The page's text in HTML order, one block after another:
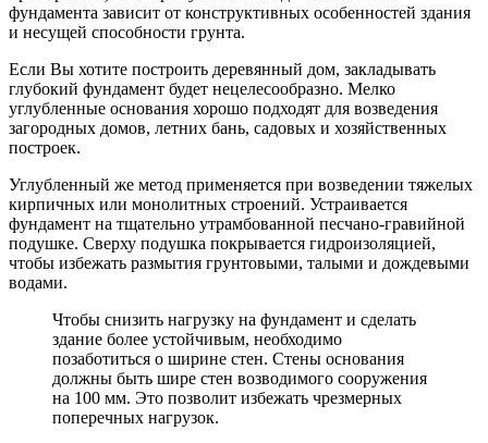
фундамента зависит от конструктивных особенностей здания
и несущей способности грунта.
Если Вы хотите построить деревянный дом, закладывать
глубокий фундамент будет нецелесообразно. Мелко
углубленные основания хорошо подходят для возведения
загородных домов, летних бань, садовых и хозяйственных
построек.
Углубленный же метод применяется при возведении тяжелых
кирпичных или монолитных строений. Устраивается
фундамент на тщательно утрамбованной песчано-гравийной
подушке. Сверху подушка покрывается гидроизоляцией,
чтобы избежать размытия грунтовыми, талыми и дождевыми
водами.
Чтобы снизить нагрузку на фундамент и сделать
здание более устойчивым, необходимо
позаботиться о ширине стен. Стены основания
должны быть шире стен возводимого сооружения
на 100 мм. Это позволит избежать чрезмерных
поперечных нагрузок.